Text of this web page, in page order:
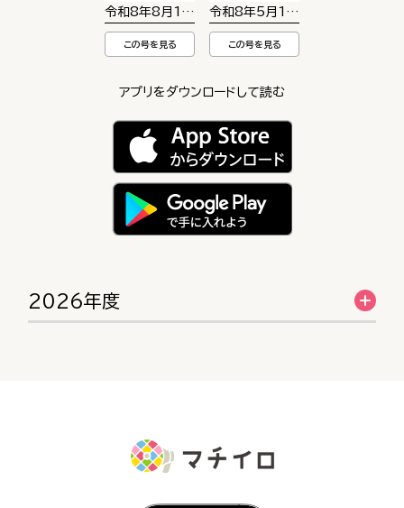
令和8年8月1日号
この号を見る
令和8年5月1日号
この号を見る
アプリをダウンロードして読む
2026年度